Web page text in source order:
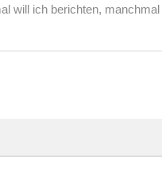
will ich berichten, manchmal